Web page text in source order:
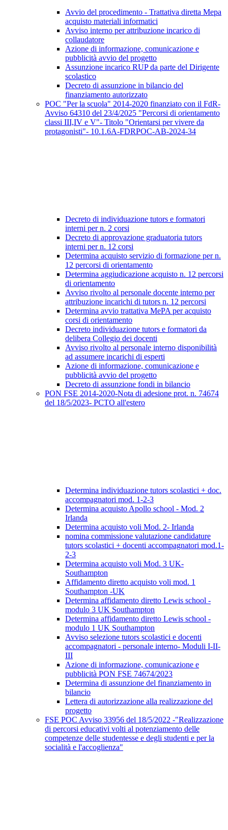
Avvio del procedimento - Trattativa diretta Mepa
acquisto materiali informatici
Avviso interno per attribuzione incarico di
collaudatore
Azione di informazione, comunicazione e
pubblicità avvio del progetto
Assunzione incarico RUP da parte del Dirigente
scolastico
Decreto di assunzione in bilancio del
finanziamento autorizzato
POC "Per la scuola" 2014-2020 finanziato con il FdR-
Avviso 64310 del 23/4/2025 "Percorsi di orientamento
classi III,IV e V"- Titolo "Orientarsi per vivere da
protagonisti"- 10.1.6A-FDRPOC-AB-2024-34
Decreto di individuazione tutors e formatori
interni per n. 2 corsi
Decreto di approvazione graduatoria tutors
interni per n. 12 corsi
Determina acquisto servizio di formazione per n.
12 percorsi di orientamento
Determina aggiudicazione acquisto n. 12 percorsi
di orientamento
Avviso rivolto al personale docente interno per
attribuzione incarichi di tutors n. 12 percorsi
Determina avvio trattativa MePA per acquisto
corsi di orientamento
Decreto individuazione tutors e formatori da
delibera Collegio dei docenti
Avviso rivolto al personale interno disponibilità
ad assumere incarichi di esperti
Azione di informazione, comunicazione e
pubblicità avvio del progetto
Decreto di assunzione fondi in bilancio
PON FSE 2014-2020-Nota di adesione prot. n. 74674
del 18/5/2023- PCTO all'estero
Determina individuazione tutors scolastici + doc.
accompagnatori mod. 1-2-3
Determina acquisto Apollo school - Mod. 2
Irlanda
Determina acquisto voli Mod. 2- Irlanda
nomina commissione valutazione candidature
tutors scolastici + docenti accompagnatori mod.1-
2-3
Determina acquisto voli Mod. 3 UK-
Southampton
Affidamento diretto acquisto voli mod. 1
Southampton -UK
Determina affidamento diretto Lewis school -
modulo 3 UK Southampton
Determina affidamento diretto Lewis school -
modulo 1 UK Southampton
Avviso selezione tutors scolastici e docenti
accompagnatori - personale interno- Moduli I-II-
III
Azione di informazione, comunicazione e
pubblicità PON FSE 74674/2023
Determina di assunzione del finanziamento in
bilancio
Lettera di autorizzazione alla realizzazione del
progetto
FSE POC Avviso 33956 del 18/5/2022 -"Realizzazione
di percorsi educativi volti al potenziamento delle
competenze delle studentesse e degli studenti e per la
socialità e l'accoglienza"